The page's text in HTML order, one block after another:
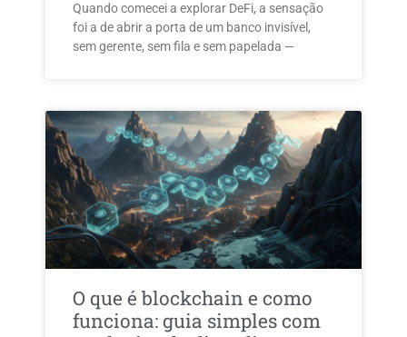
Quando comecei a explorar DeFi, a sensação
foi a de abrir a porta de um banco invisível,
sem gerente, sem fila e sem papelada —
O que é blockchain e como
funciona: guia simples com